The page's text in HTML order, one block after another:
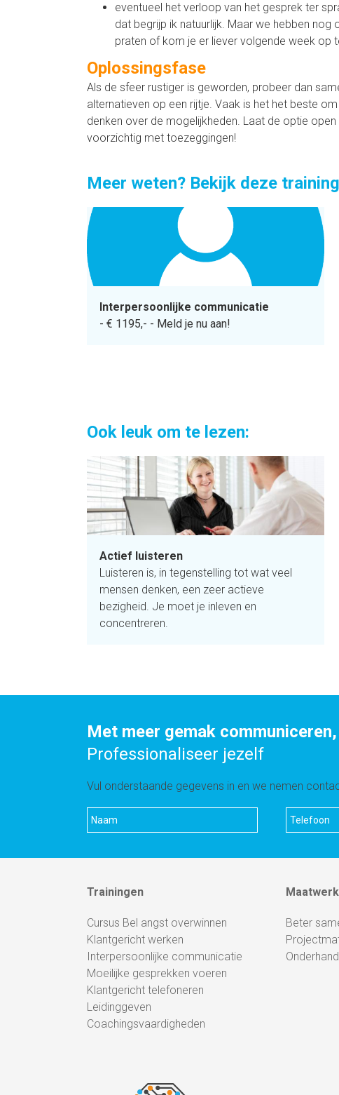
eventueel het verloop van het gesprek ter
dat begrijp ik natuurlijk. Maar we hebben
praten of kom je er liever volgende week op
Oplossingsfase
Als de sfeer rustiger is geworden, probeer dan
alternatieven op een rijtje. Vaak is het het beste
denken over de mogelijkheden. Laat de optie
voorzichtig met toezeggingen!
Meer weten? Bekijk deze
Interpersoonlijke communicatie
- € 1195,- - Meld je nu aan!
Ook leuk om te lezen:
Actief luisteren
Luisteren is, in tegenstelling tot wat veel
mensen denken, een zeer actieve
bezigheid. Je moet je inleven en
concentreren.
Met meer gemak
Professionaliseer jezelf
Vul onderstaande gegevens in en we nemen
Trainingen
Cursus Bel angst overwinnen
Klantgericht werken
Interpersoonlijke communicatie
Moeilijke gesprekken voeren
Klantgericht telefoneren
Leidinggeven
Coachingsvaardigheden
Maatwerk
Beter